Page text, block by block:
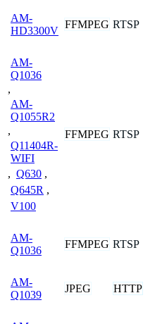
AM-
HD3300V
FFMPEG RTSP
AM-
Q1036
,
AM-
Q1055R2
,
Q11404R-
WIFI
, Q630 ,
Q645R ,
V100
FFMPEG RTSP
AM-
Q1036
FFMPEG RTSP
AM-
Q1039
JPEG HTTP